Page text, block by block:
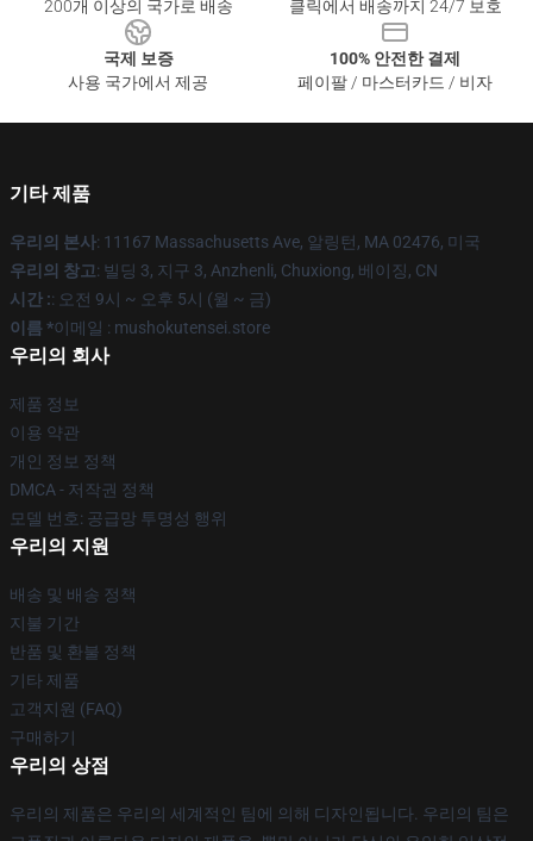
200개 이상의 국가로 배송
클릭에서 배송까지 24/7 보호
국제 보증
사용 국가에서 제공
100% 안전한 결제
페이팔 / 마스터카드 / 비자
기타 제품
우리의 본사: 11167 Massachusetts Ave, 알링턴, MA 02476, 미국
우리의 창고: 빌딩 3, 지구 3, Anzhenli, Chuxiong, 베이징, CN
시간 :: 오전 9시 ~ 오후 5시 (월 ~ 금)
이름 *이메일 : mushokutensei.store
우리의 회사
제품 정보
이용 약관
개인 정보 정책
DMCA - 저작권 정책
모델 번호: 공급망 투명성 행위
우리의 지원
배송 및 배송 정책
지불 기간
반품 및 환불 정책
기타 제품
고객지원 (FAQ)
구매하기
우리의 상점
우리의 제품은 우리의 세계적인 팀에 의해 디자인됩니다. 우리의 팀은